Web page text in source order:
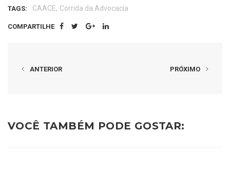
TAGS: CAACE, Corrida da Advocacia
COMPARTILHE
ANTERIOR PRÓXIMO
VOCÊ TAMBÉM PODE GOSTAR: